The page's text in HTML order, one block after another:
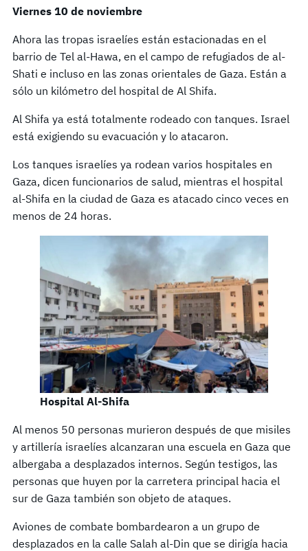
Viernes 10 de noviembre
Ahora las tropas israelíes están estacionadas en el
barrio de Tel al-Hawa, en el campo de refugiados de al-
Shati e incluso en las zonas orientales de Gaza. Están a
sólo un kilómetro del hospital de Al Shifa.
Al Shifa ya está totalmente rodeado con tanques. Israel
está exigiendo su evacuación y lo atacaron.
Los tanques israelíes ya rodean varios hospitales en
Gaza, dicen funcionarios de salud, mientras el hospital
al-Shifa en la ciudad de Gaza es atacado cinco veces en
menos de 24 horas.
Hospital Al-Shifa
Al menos 50 personas murieron después de que misiles
y artillería israelíes alcanzaran una escuela en Gaza que
albergaba a desplazados internos. Según testigos, las
personas que huyen por la carretera principal hacia el
sur de Gaza también son objeto de ataques.
Aviones de combate bombardearon a un grupo de
desplazados en la calle Salah al-Din que se dirigía hacia